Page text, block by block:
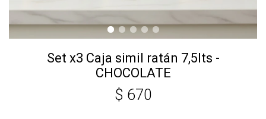
Set x3 Caja simil ratán 7,5lts -
CHOCOLATE
$ 670